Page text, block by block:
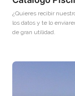
¿Quieres recibir
los datos y te lo
de gran utilidad.